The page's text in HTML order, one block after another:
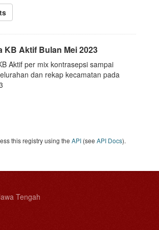
KB Aktif Bulan Mei 2023
Aktif per mix kontrasepsi sampai
dan rekap kecamatan pada
this registry using the API (see API Docs).
Tengah